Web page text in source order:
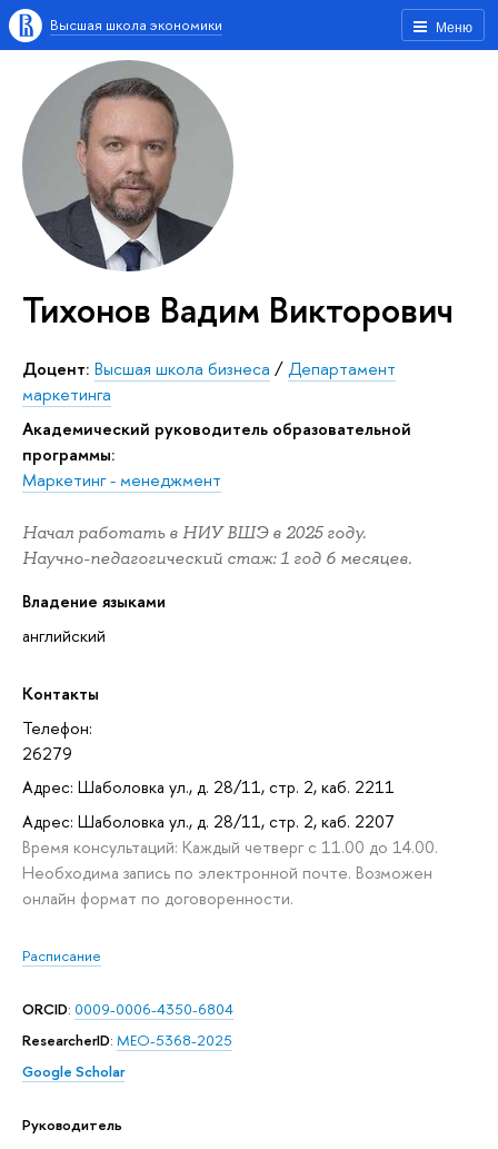
Меню
Высшая школа экономики
Тихонов Вадим Викторович
Доцент: Высшая школа бизнеса /Департамент
маркетинга
Академический руководитель образовательной
программы:
Маркетинг - менеджмент
Начал работать в НИУ ВШЭ в 2025 году.
Научно-педагогический стаж: 1 год 6 месяцев.
Владение языками
английский
Контакты
Телефон:
26279
Адрес: Шаболовка ул., д. 28/11, стр. 2, каб. 2211
Адрес: Шаболовка ул., д. 28/11, стр. 2, каб. 2207
Время консультаций: Каждый четверг с 11.00 до 14.00.
Необходима запись по электронной почте. Возможен
онлайн формат по договоренности.
Расписание
ORCID: 0009-0006-4350-6804
ResearcherID: MEO-5368-2025
Google Scholar
Руководитель